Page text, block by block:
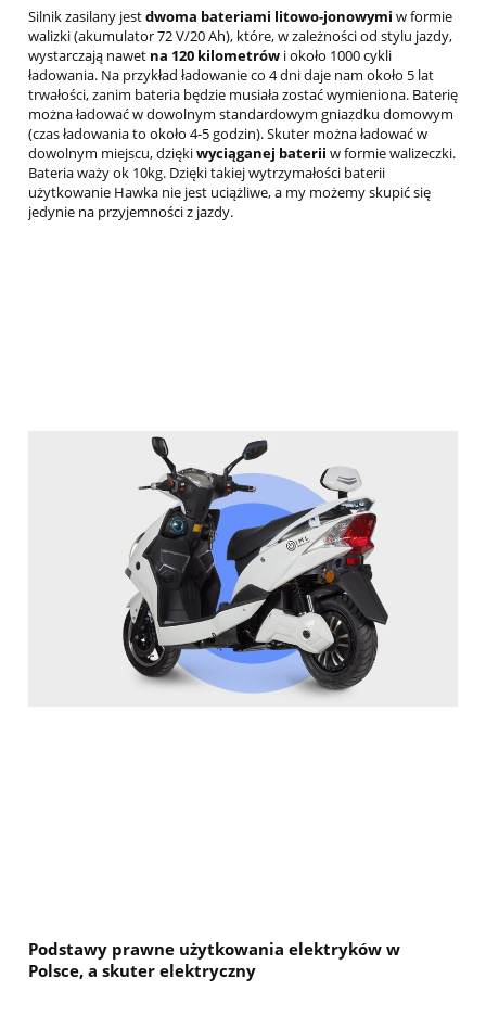
Silnik zasilany jestdwoma bateriami litowo-jonowymi w formie
walizki (akumulator 72 V/20 Ah), które, w zależności od stylu jazdy,
wystarczają nawet na 120 kilometrów i około 1000 cykli
ładowania. Na przykład ładowanie co 4 dni daje nam około 5 lat
trwałości, zanim bateria będzie musiała zostać wymieniona. Baterię
można ładować w dowolnym standardowym gniazdku domowym
(czas ładowania to około 4-5 godzin). Skuter można ładować w
dowolnym miejscu, dziękiwyciąganej baterii w formie walizeczki.
Bateria waży ok 10kg. Dzięki takiej wytrzymałości baterii
użytkowanie Hawka nie jest uciążliwe, a my możemy skupić się
jedynie na przyjemności z jazdy.
Podstawy prawne użytkowania elektryków w
Polsce, a skuter elektryczny